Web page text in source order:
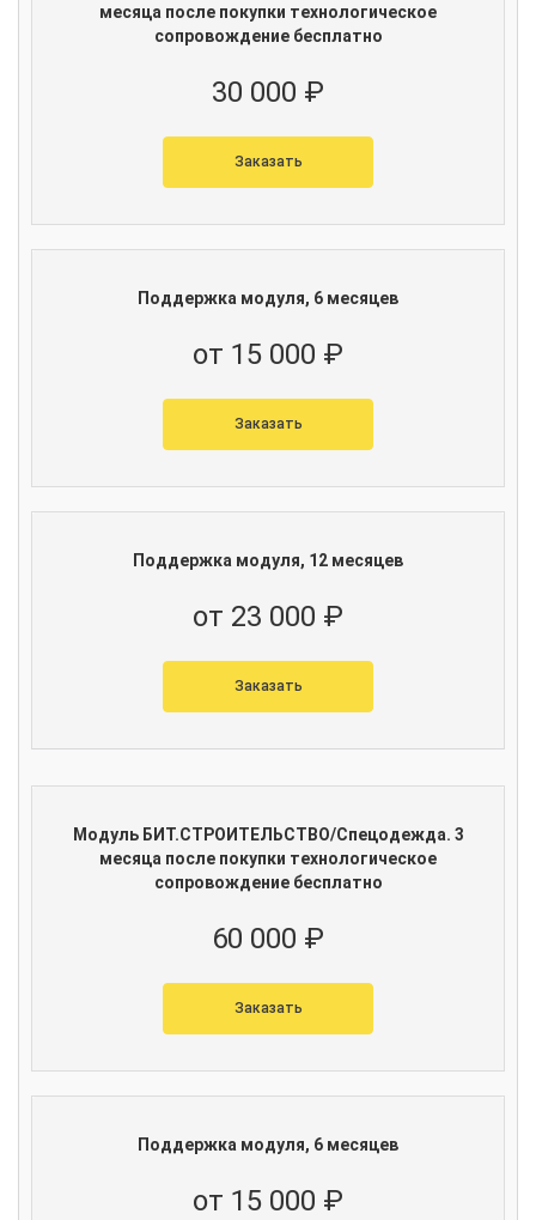
месяца после покупки технологическое
сопровождение бесплатно
30 000 ₽
Заказать
Поддержка модуля, 6 месяцев
от 15 000 ₽
Заказать
Поддержка модуля, 12 месяцев
от 23 000 ₽
Заказать
Модуль БИТ.СТРОИТЕЛЬСТВО/Спецодежда. 3
месяца после покупки технологическое
сопровождение бесплатно
60 000 ₽
Заказать
Поддержка модуля, 6 месяцев
от 15 000 ₽